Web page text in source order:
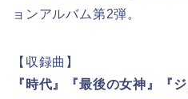
ョンアルバム第2弾。
【収録曲】
『時代』『最後の女神』『